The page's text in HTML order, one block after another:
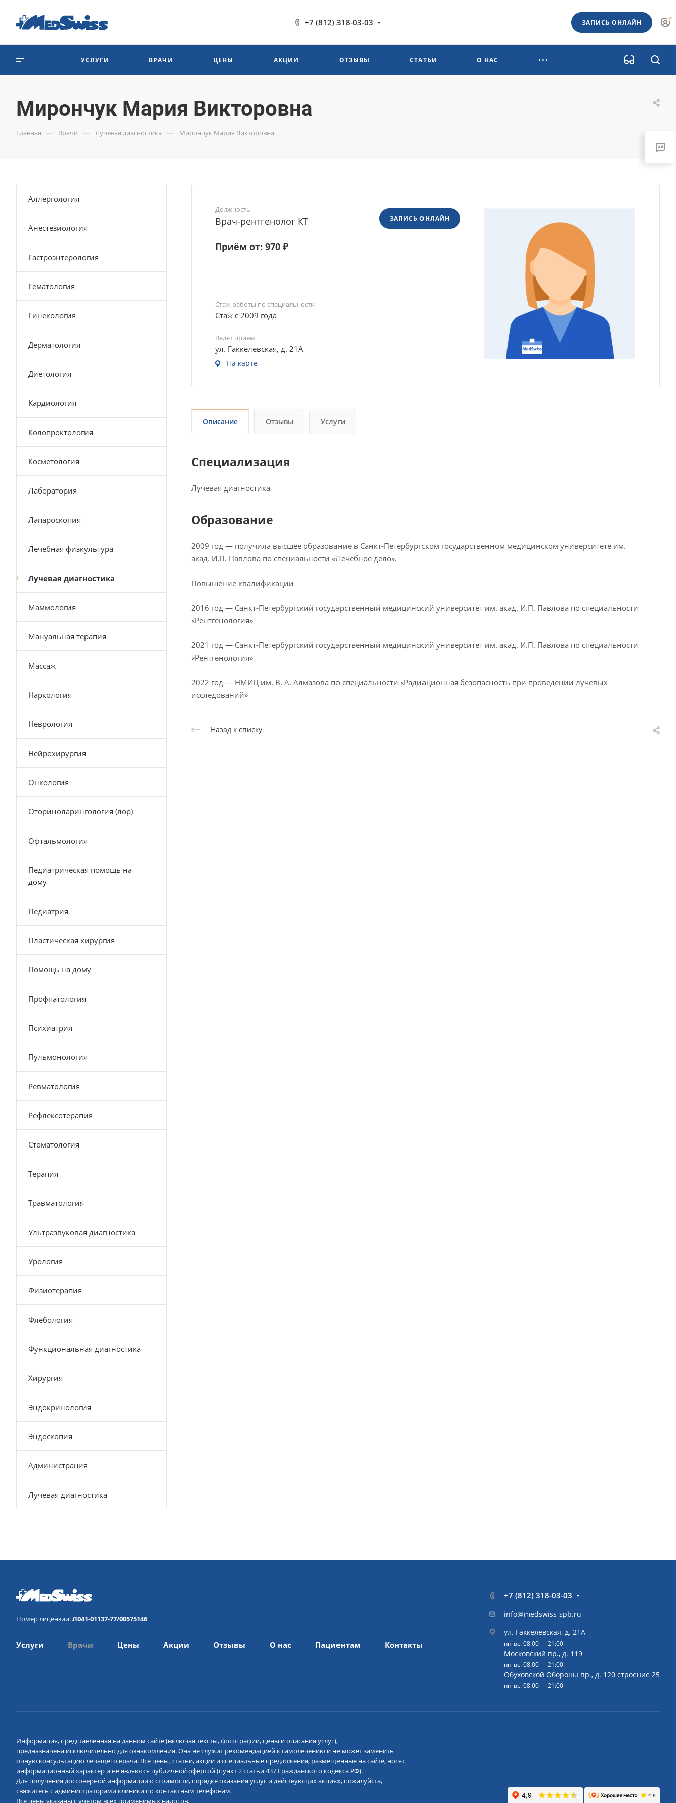
+7 (812) 318-03-03 ЗАПИСЬ ОНЛАЙН
УСЛУГИ ВРАЧИ ЦЕНЫ АКЦИИ ОТЗЫВЫ СТАТЬИ О НАС
Мирончук Мария Викторовна
Главная — Врачи — Лучевая диагностика — Мирончук Мария Викторовна
Должность
Врач-рентгенолог КТ
Приём от: 970 ₽
ЗАПИСЬ ОНЛАЙН
Стаж работы по специальности
Стаж с 2009 года
Ведет прием
ул. Гаккелевская, д. 21А
На карте
Описание Отзывы Услуги
Специализация
Лучевая диагностика
Образование
2009 год — получила высшее образование в Санкт-Петербургском государственном медицинском университете им.
акад. И.П. Павлова по специальности «Лечебное дело».
Повышение квалификации
2016 год — Санкт-Петербургский государственный медицинский университет им. акад. И.П. Павлова по специальности
«Рентгенология»
2021 год — Санкт-Петербургский государственный медицинский университет им. акад. И.П. Павлова по специальности
«Рентгенология»
2022 год — НМИЦ им. В. А. Алмазова по специальности «Радиационная безопасность при проведении лучевых
исследований»
Назад к списку
Аллергология
Анестезиология
Гастроэнтерология
Гематология
Гинекология
Дерматология
Диетология
Кардиология
Колопроктология
Косметология
Лаборатория
Лапароскопия
Лечебная физкультура
Лучевая диагностика
Маммология
Мануальная терапия
Массаж
Наркология
Неврология
Нейрохирургия
Онкология
Оториноларингология (лор)
Офтальмология
Педиатрическая помощь на
дому
Педиатрия
Пластическая хирургия
Помощь на дому
Профпатология
Психиатрия
Пульмонология
Ревматология
Рефлексотерапия
Стоматология
Терапия
Травматология
Ультразвуковая диагностика
Урология
Физиотерапия
Флебология
Функциональная диагностика
Хирургия
Эндокринология
Эндоскопия
Администрация
Лучевая диагностика
Номер лицензии:Л041-01137-77/00575146
Услуги Врачи Цены Акции Отзывы О нас Пациентам Контакты
+7 (812) 318-03-03
info@medswiss-spb.ru
ул. Гаккелевская, д. 21А
пн-вс: 08:00 — 21:00
Московский пр., д. 119
пн-вс: 08:00 — 21:00
Обуховской Обороны пр., д. 120 строение 25
пн-вс: 08:00 — 21:00
Информация, представленная на данном сайте (включая тексты, фотографии, цены и описания услуг),
предназначена исключительно для ознакомления. Она не служит рекомендацией к самолечению и не может заменить
очную консультацию лечащего врача. Все цены, статьи, акции и специальные предложения, размещенные на сайте, носят
информационный характер и не являются публичной офертой (пункт 2 статьи 437 Гражданского кодекса РФ).
Для получения достоверной информации о стоимости, порядке оказания услуг и действующих акциях, пожалуйста,
свяжитесь с администраторами клиники по контактным телефонам.
Все цены указаны с учетом всех применимых налогов.